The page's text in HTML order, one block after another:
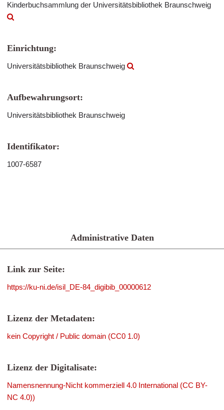
Kinderbuchsammlung der Universitätsbibliothek Braunschweig
Einrichtung:
Universitätsbibliothek Braunschweig
Aufbewahrungsort:
Universitätsbibliothek Braunschweig
Identifikator:
1007-6587
Administrative Daten
Link zur Seite:
https://ku-ni.de/isil_DE-84_digibib_00000612
Lizenz der Metadaten:
kein Copyright / Public domain (CC0 1.0)
Lizenz der Digitalisate:
Namensnennung-Nicht kommerziell 4.0 International (CC BY-
NC 4.0))